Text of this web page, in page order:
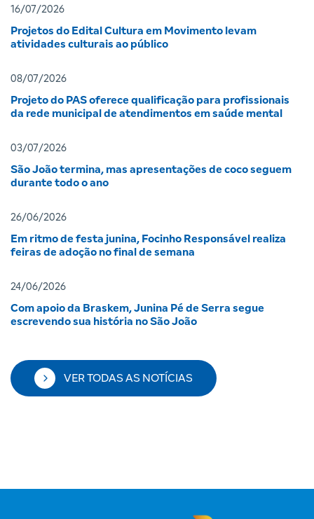
16/07/2026
Projetos do Edital Cultura em Movimento levam
atividades culturais ao público
08/07/2026
Projeto do PAS oferece qualificação para profissionais
da rede municipal de atendimentos em saúde mental
03/07/2026
São João termina, mas apresentações de coco seguem
durante todo o ano
26/06/2026
Em ritmo de festa junina, Focinho Responsável realiza
feiras de adoção no final de semana
24/06/2026
Com apoio da Braskem, Junina Pé de Serra segue
escrevendo sua história no São João
VER TODAS AS NOTÍCIAS